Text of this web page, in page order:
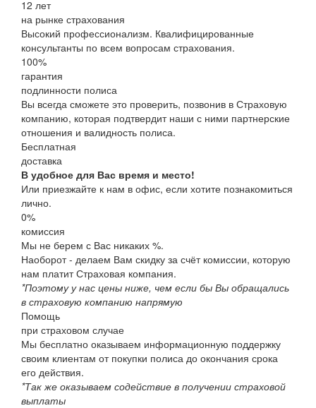
12 лет
на рынке страхования
Высокий профессионализм. Квалифицированные
консультанты по всем вопросам страхования.
100%
гарантия
подлинности полиса
Вы всегда сможете это проверить, позвонив в Страховую
компанию, которая подтвердит наши с ними партнерские
отношения и валидность полиса.
Бесплатная
доставка
В удобное для Вас время и место!
Или приезжайте к нам в офис, если хотите познакомиться
лично.
0%
комиссия
Мы не берем с Вас никаких %.
Наоборот - делаем Вам скидку за счёт комиссии, которую
нам платит Страховая компания.
*Поэтому у нас цены ниже, чем если бы Вы обращались
в страховую компанию напрямую
Помощь
при страховом случае
Мы бесплатно оказываем информационную поддержку
своим клиентам от покупки полиса до окончания срока
его действия.
*Так же оказываем содействие в получении страховой
выплаты